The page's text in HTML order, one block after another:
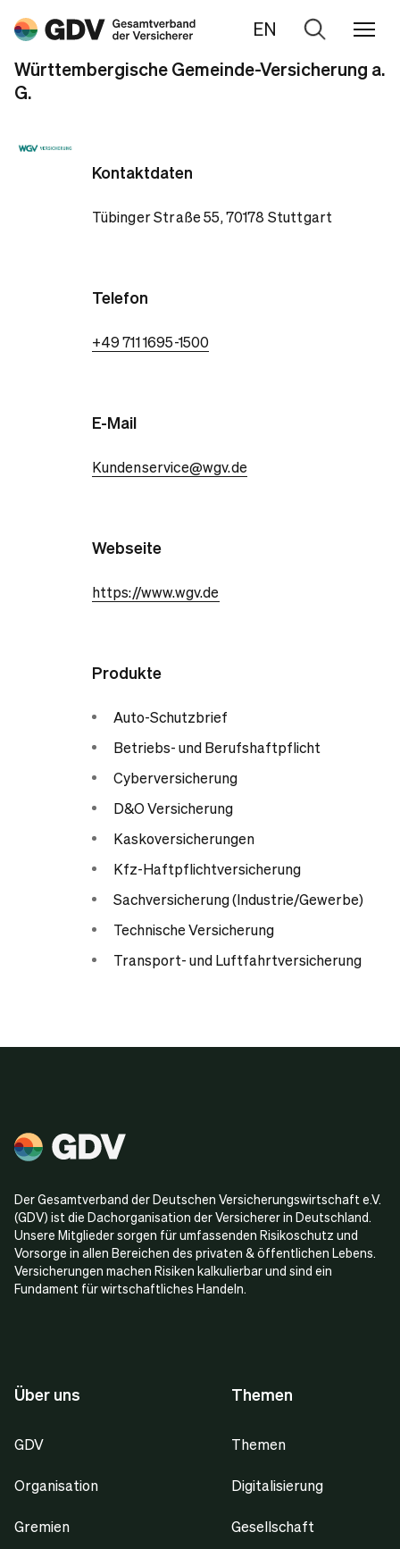
EN
Zur
Suche
Württembergische Gemeinde-Versicherung a.
G.
Kontaktdaten
Tübinger Straße 55, 70178 Stuttgart
Telefon
+49 711 1695-1500
E-Mail
Kundenservice@wgv.de
Webseite
https://www.wgv.de
Produkte
Auto-Schutzbrief
Betriebs- und Berufshaftpflicht
Cyberversicherung
D&O Versicherung
Kaskoversicherungen
Kfz-Haftpflichtversicherung
Sachversicherung (Industrie/Gewerbe)
Technische Versicherung
Transport- und Luftfahrtversicherung
Der Gesamtverband der Deutschen Versicherungswirtschaft e.V.
(GDV) ist die Dachorganisation der Versicherer in Deutschland.
Unsere Mitglieder sorgen für umfassenden Risikoschutz und
Vorsorge in allen Bereichen des privaten & öffentlichen Lebens.
Versicherungen machen Risiken kalkulierbar und sind ein
Fundament für wirtschaftliches Handeln.
Über uns
GDV
Organisation
Gremien
Themen
Themen
Digitalisierung
Gesellschaft